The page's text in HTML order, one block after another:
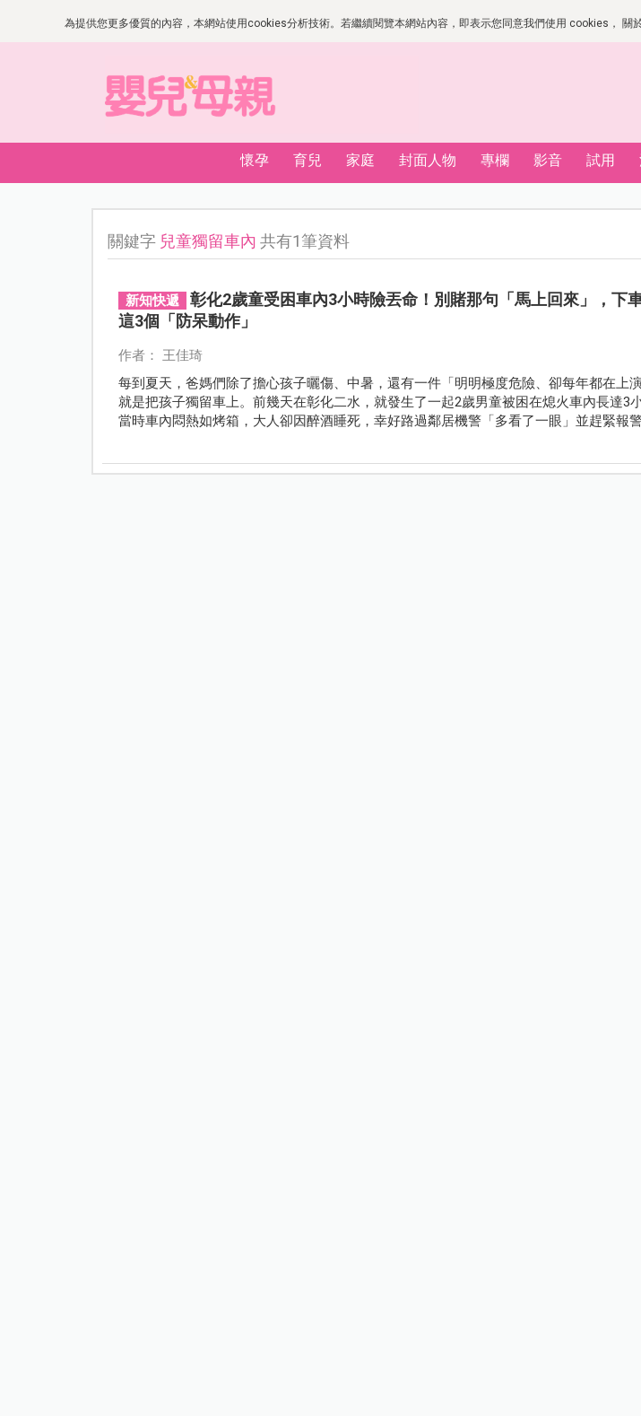
為提供您更多優質的內容，本網站使用cookies分析技術。若繼續閱覽本網站內容，即表示您同意我們使用 cookies， 關
懷孕 育兒 家庭 封面人物 專欄 影音 試用
關鍵字 兒童獨留車內 共有1筆資料
新知快遞
彰化2歲童受困車內3小時險丟命！別賭那句「馬上回來」，下
這3個「防呆動作」
作者： 王佳琦
每到夏天，爸媽們除了擔心孩子曬傷、中暑，還有一件「明明極度危險、卻每年都在上
就是把孩子獨留車上。前幾天在彰化二水，就發生了一起2歲男童被困在熄火車內長達3
當時車內悶熱如烤箱，大人卻因醉酒睡死，幸好路過鄰居機警「多看了一眼」並趕緊報